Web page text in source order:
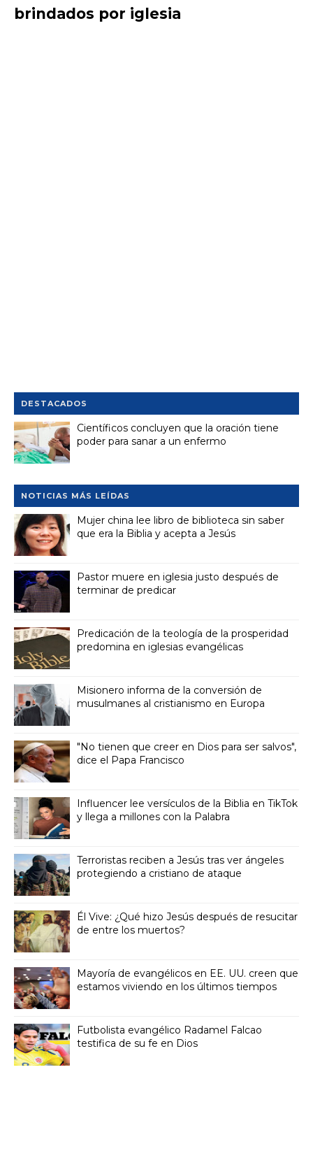
brindados por iglesia
DESTACADOS
Científicos concluyen que la oración tiene
poder para sanar a un enfermo
NOTICIAS MÁS LEÍDAS
Mujer china lee libro de biblioteca sin saber
que era la Biblia y acepta a Jesús
Pastor muere en iglesia justo después de
terminar de predicar
Predicación de la teología de la prosperidad
predomina en iglesias evangélicas
Misionero informa de la conversión de
musulmanes al cristianismo en Europa
"No tienen que creer en Dios para ser salvos",
dice el Papa Francisco
Influencer lee versículos de la Biblia en TikTok
y llega a millones con la Palabra
Terroristas reciben a Jesús tras ver ángeles
protegiendo a cristiano de ataque
Él Vive: ¿Qué hizo Jesús después de resucitar
de entre los muertos?
Mayoría de evangélicos en EE. UU. creen que
estamos viviendo en los últimos tiempos
Futbolista evangélico Radamel Falcao
testifica de su fe en Dios